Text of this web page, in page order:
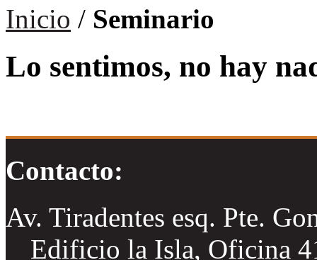
Inicio / Seminario
Lo sentimos, no hay
Contacto:
Av. Tiradentes esq. Pte.
Edificio la Isla, Oficina